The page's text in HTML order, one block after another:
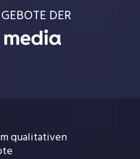
DER
qualitativen